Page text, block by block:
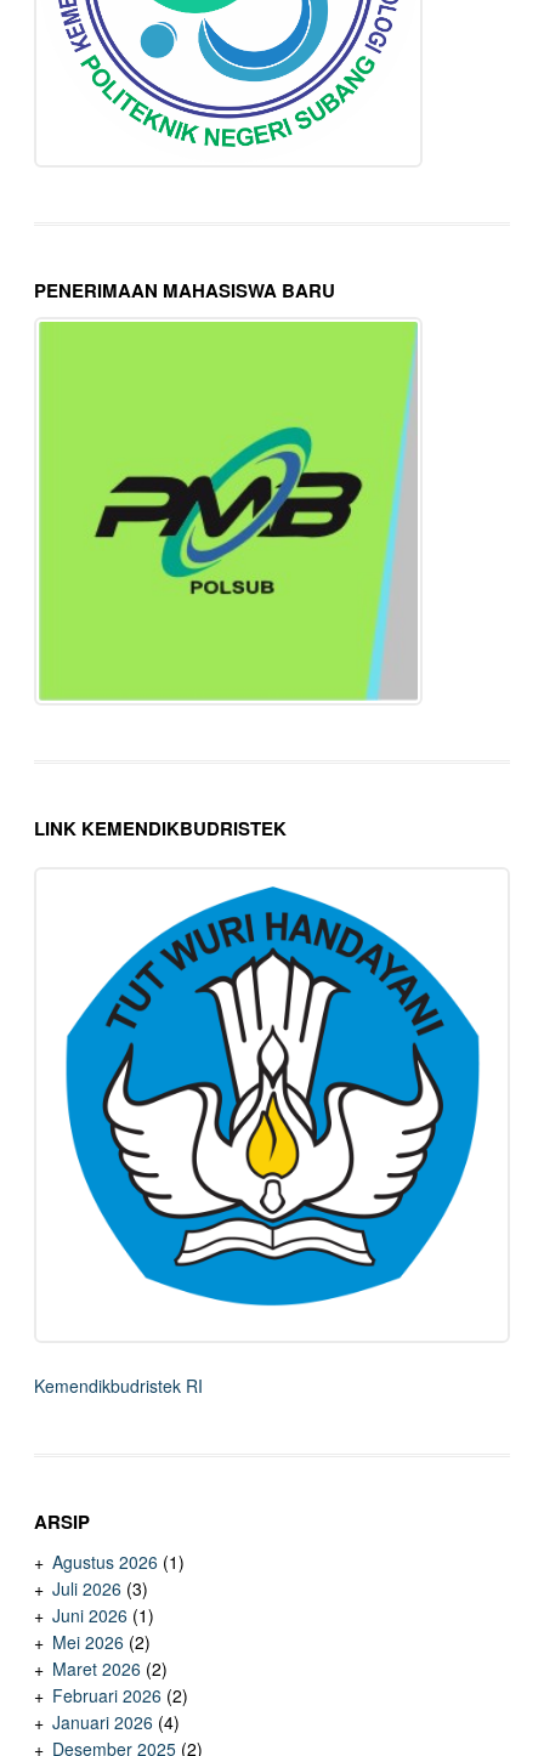
PENERIMAAN MAHASISWA BARU
LINK KEMENDIKBUDRISTEK
Kemendikbudristek RI
ARSIP
Agustus 2026 (1)
Juli 2026 (3)
Juni 2026 (1)
Mei 2026 (2)
Maret 2026 (2)
Februari 2026 (2)
Januari 2026 (4)
Desember 2025(2)